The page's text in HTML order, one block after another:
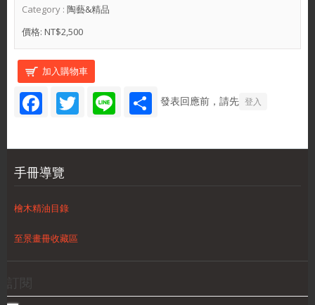
Category : 陶藝&精品
價格: NT$2,500
Facebook
Twitter
Line Share
發表回應前，請先 登入
手冊導覽
檜木精油目錄
至景畫冊收藏區
訂閱